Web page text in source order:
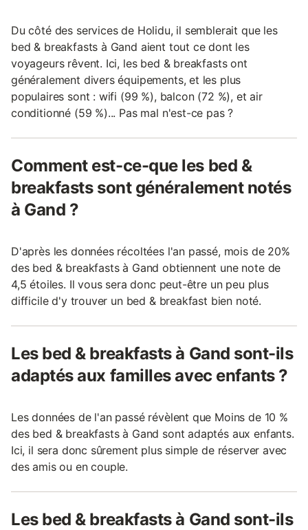
Du côté des services de Holidu, il semblerait que les
bed & breakfasts à Gand aient tout ce dont les
voyageurs rêvent. Ici, les bed & breakfasts ont
généralement divers équipements, et les plus
populaires sont : wifi (99 %), balcon (72 %), et air
conditionné (59 %)... Pas mal n'est-ce pas ?
Comment est-ce-que les bed &
breakfasts sont généralement notés
à Gand ?
D'après les données récoltées l'an passé, mois de 20%
des bed & breakfasts à Gand obtiennent une note de
4,5 étoiles. Il vous sera donc peut-être un peu plus
difficile d'y trouver un bed & breakfast bien noté.
Les bed & breakfasts à Gand sont-ils
adaptés aux familles avec enfants ?
Les données de l'an passé révèlent que Moins de 10 %
des bed & breakfasts à Gand sont adaptés aux enfants.
Ici, il sera donc sûrement plus simple de réserver avec
des amis ou en couple.
Les bed & breakfasts à Gand sont-ils